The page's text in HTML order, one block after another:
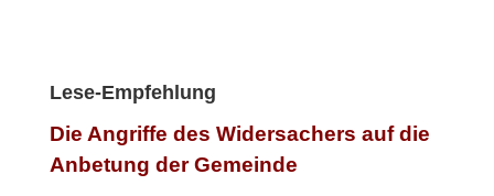
Lese-Empfehlung
Die Angriffe des Widersachers auf die
Anbetung der Gemeinde